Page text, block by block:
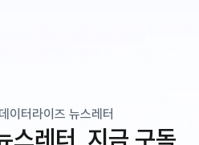
이터라이즈 뉴스레터
스레터, 지금 구독